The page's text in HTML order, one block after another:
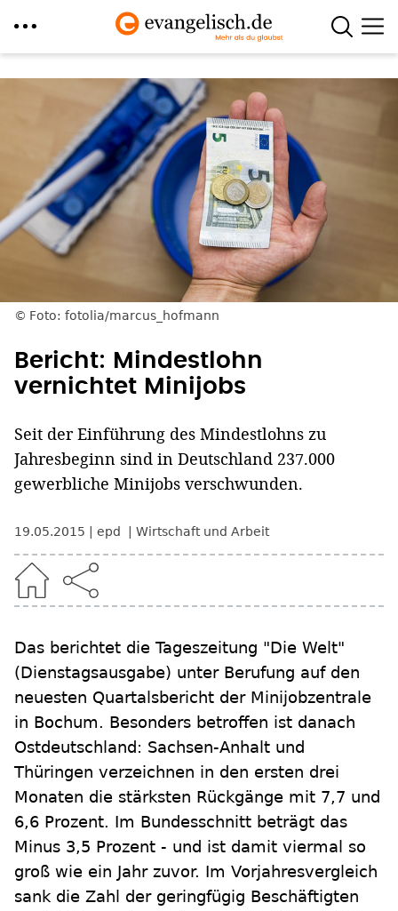
Foto: fotolia/marcus_hofmann
Bericht: Mindestlohn
vernichtet Minijobs
Seit der Einführung des Mindestlohns zu
Jahresbeginn sind in Deutschland 237.000
gewerbliche Minijobs verschwunden.
19.05.2015 epd Wirtschaft und Arbeit
Das berichtet die Tageszeitung "Die Welt"
(Dienstagsausgabe) unter Berufung auf den
neuesten Quartalsbericht der Minijobzentrale
in Bochum. Besonders betroffen ist danach
Ostdeutschland: Sachsen-Anhalt und
Thüringen verzeichnen in den ersten drei
Monaten die stärksten Rückgänge mit 7,7 und
6,6 Prozent. Im Bundesschnitt beträgt das
Minus 3,5 Prozent - und ist damit viermal so
groß wie ein Jahr zuvor. Im Vorjahresvergleich
sank die Zahl der geringfügig Beschäftigten